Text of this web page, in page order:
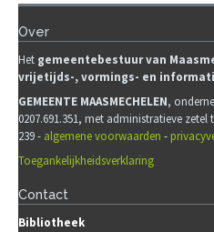
Over
Het gemeentebestuur van
vrijetijds-, vormings- en
GEMEENTE MAASMECHELEN,
0207.691.351, met administratieve zetel
239 - algemene voorwaarden -
Toegankelijkheidsverklaring
Contact
Bibliotheek